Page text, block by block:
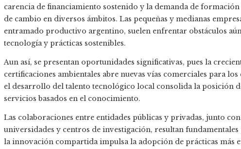
carencia de financiamiento sostenido y la demanda de
de cambio en diversos ámbitos. Las pequeñas y medianas
entramado productivo argentino, suelen enfrentar obstáculos
tecnología y prácticas sostenibles.
Aun así, se presentan oportunidades significativas, pues la
certificaciones ambientales abre nuevas vías comerciales para
el desarrollo del talento tecnológico local consolida la posición
servicios basados en el conocimiento.
Las colaboraciones entre entidades públicas y privadas, junto
universidades y centros de investigación, resultan
la innovación compartida impulsa la adopción de prácticas más